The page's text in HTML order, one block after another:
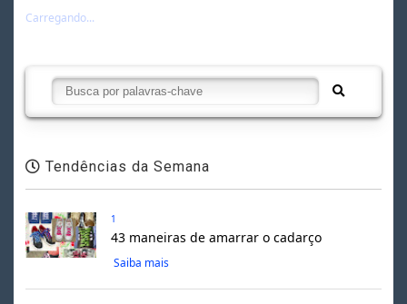
Carregando...
Tendências da Semana
1
43 maneiras de amarrar o cadarço
Saiba mais